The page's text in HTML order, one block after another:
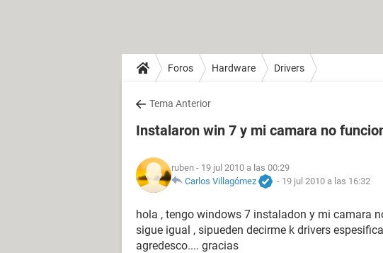
Foros Hardware Drivers
Tema Anterior
Instalaron win 7 y mi camara no
ruben - 19 jul 2010 a las 00:29
Carlos Villagómez
- 19 jul 2010 a las 16:32
hola , tengo windows 7 instaladon y mi camara
sigue igual , sipueden decirme k drivers
agredesco.... gracias